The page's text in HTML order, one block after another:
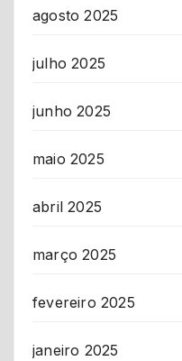
agosto 2025
julho 2025
junho 2025
maio 2025
abril 2025
março 2025
fevereiro 2025
janeiro 2025